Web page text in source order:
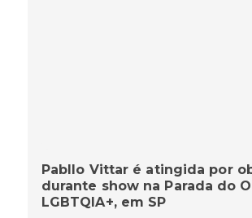
Pabllo Vittar é atingida por
durante show na Parada do
LGBTQIA+, em SP